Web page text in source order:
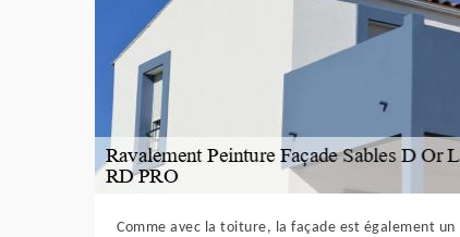
Comme avec la toiture, la façade est également un